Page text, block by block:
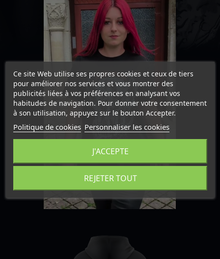
Ce site Web utilise ses propres cookies et ceux de tiers
pour améliorer nos services et vous montrer des
publicités liées à vos préférences en analysant vos
habitudes de navigation. Pour donner votre consentement
à son utilisation, appuyez sur le bouton Accepter.
Politique de cookies Personnaliser les cookies
REJETER TOUT
J'ACCEPTE